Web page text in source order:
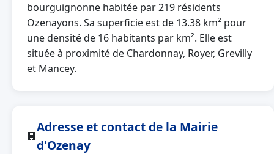
bourguignonne habitée par 219 résidents
Ozenayons. Sa superficie est de 13.38 km² pour
une densité de 16 habitants par km². Elle est
située à proximité de Chardonnay, Royer, Grevilly
et Mancey.
🏢
Adresse et contact de la Mairie
d'Ozenay